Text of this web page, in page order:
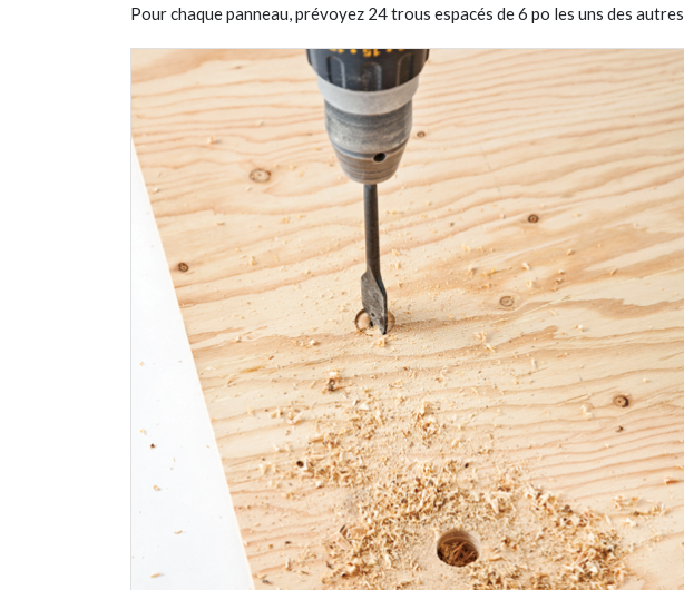
Pour chaque panneau, prévoyez 24 trous espacés de 6 po les uns des autres.